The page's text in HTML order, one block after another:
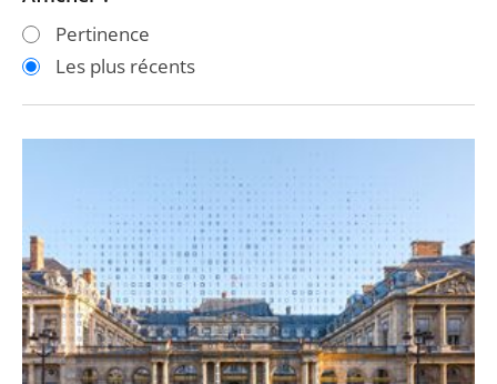
les
filtres
les
filtres
Pertinence
Les plus récents
poursuit
sa
transformation
numérique
pour